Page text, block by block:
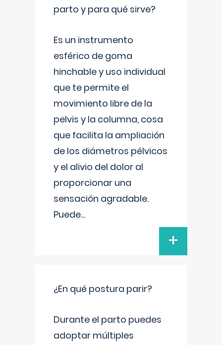
parto y para qué sirve?
Es un instrumento
esférico de goma
hinchable y uso individual
que te permite el
movimiento libre de la
pelvis y la columna, cosa
que facilita la ampliación
de los diámetros pélvicos
y el alivio del dolor al
proporcionar una
sensación agradable.
Puede...
+
¿En qué postura parir?
Durante el parto puedes
adoptar múltiples